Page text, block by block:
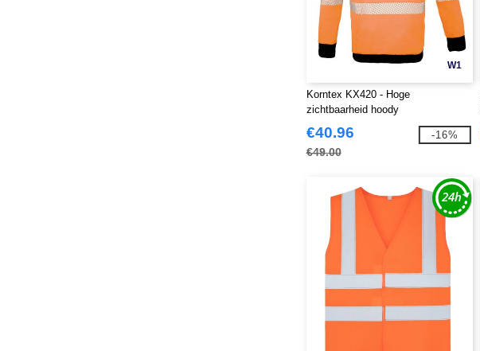
W1
Korntex KX420 - Hoge
zichtbaarheid hoody
€40.96
€49.00
-16%